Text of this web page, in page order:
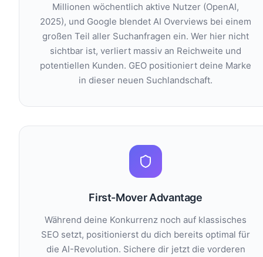
Millionen wöchentlich aktive Nutzer (OpenAI,
2025), und Google blendet AI Overviews bei einem
großen Teil aller Suchanfragen ein. Wer hier nicht
sichtbar ist, verliert massiv an Reichweite und
potentiellen Kunden. GEO positioniert deine Marke
in dieser neuen Suchlandschaft.
First-Mover Advantage
Während deine Konkurrenz noch auf klassisches
SEO setzt, positionierst du dich bereits optimal für
die AI-Revolution. Sichere dir jetzt die vorderen